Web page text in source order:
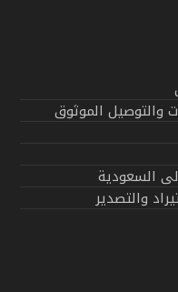
والتوصيل الموثوق
السعودية
والتصدير